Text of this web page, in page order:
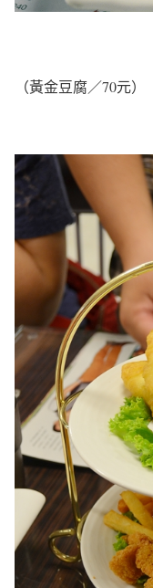
（黃金豆腐／70元）